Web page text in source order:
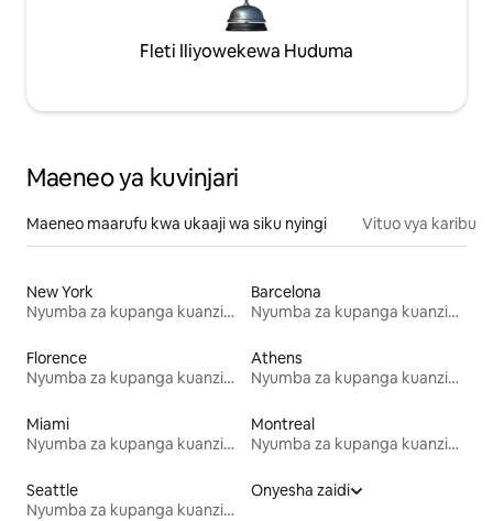
Fleti Iliyowekewa Huduma
Maeneo ya kuvinjari
Maeneo maarufu kwa ukaaji wa siku nyingi Vituo vya karibu
New York
Nyumba za kupanga kuanzia mwezi mmoja
Barcelona
Nyumba za kupanga kuanzia mwezi mmoja
Florence
Nyumba za kupanga kuanzia mwezi mmoja
Athens
Nyumba za kupanga kuanzia mwezi mmoja
Miami
Nyumba za kupanga kuanzia mwezi mmoja
Montreal
Nyumba za kupanga kuanzia mwezi mmoja
Seattle
Nyumba za kupanga kuanzia mwezi mmoja
Onyesha zaidi